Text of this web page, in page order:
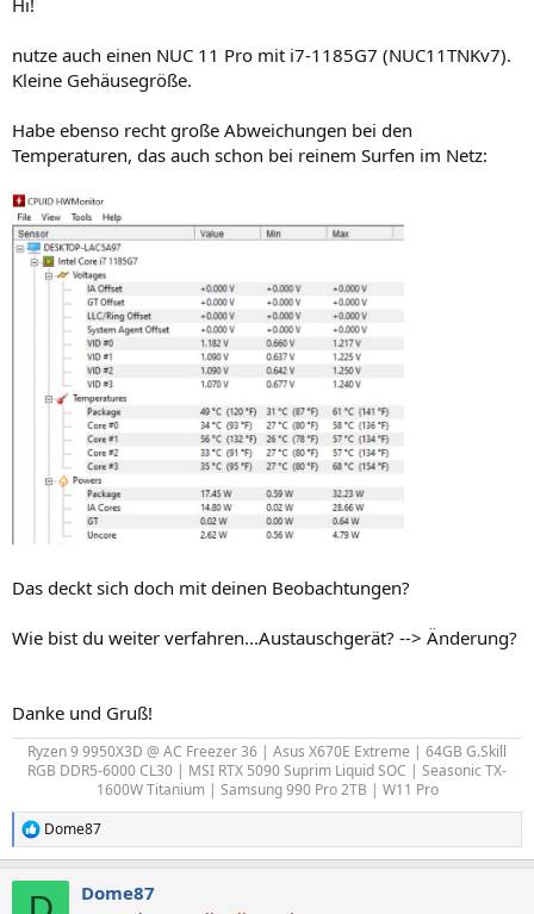
Hi!
nutze auch einen NUC 11 Pro mit i7-1185G7 (NUC11TNKv7).
Kleine Gehäusegröße.
Habe ebenso recht große Abweichungen bei den
Temperaturen, das auch schon bei reinem Surfen im Netz:
Das deckt sich doch mit deinen Beobachtungen?
Wie bist du weiter verfahren...Austauschgerät? --> Änderung?
Danke und Gruß!
Ryzen 9 9950X3D @ AC Freezer 36 | Asus X670E Extreme | 64GB G.Skill
RGB DDR5-6000 CL30 | MSI RTX 5090 Suprim Liquid SOC | Seasonic TX-
1600W Titanium | Samsung 990 Pro 2TB | W11 Pro​
R
e
Dome87
Dome87